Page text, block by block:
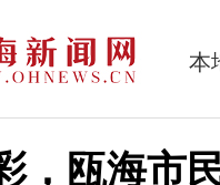
本
，瓯海市